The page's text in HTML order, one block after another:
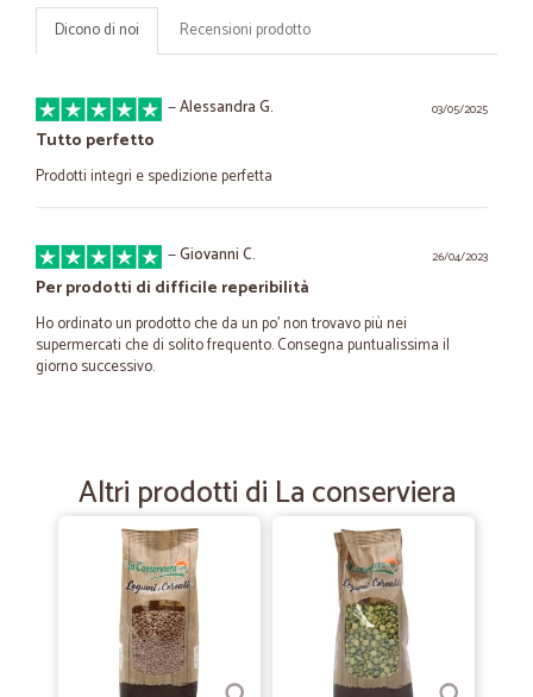
Dicono di noi Recensioni prodotto
03/05/2025
—Alessandra G.
Tutto perfetto
Prodotti integri e spedizione perfetta
26/04/2023
—Giovanni C.
Per prodotti di difficile reperibilità
Ho ordinato un prodotto che da un po' non trovavo più nei
supermercati che di solito frequento. Consegna puntualissima il
giorno successivo.
Bravi molto veloci.
Bravi molto veloci.
—Artem E.
Consigliato!
Molto corretti nelle consegne, complimenti!
Altri prodotti di La conserviera